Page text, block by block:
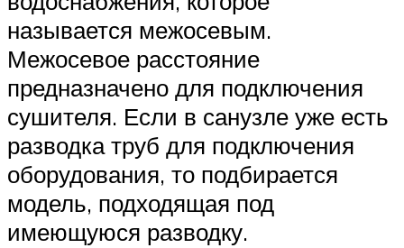
называется межосевым.
Межосевое расстояние
предназначено для подключения
сушителя. Если в санузле уже есть
разводка труб для подключения
оборудования, то подбирается
модель, подходящая под
имеющуюся разводку.